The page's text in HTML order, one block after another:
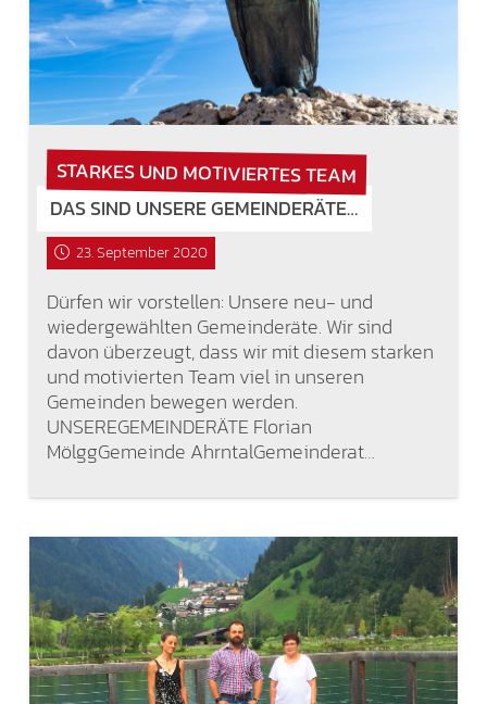
STARKES UND MOTIVIERTES TEAM
DAS SIND UNSERE GEMEINDERÄTE…
23. September 2020
Dürfen wir vorstellen: Unsere neu- und
wiedergewählten Gemeinderäte. Wir sind
davon überzeugt, dass wir mit diesem starken
und motivierten Team viel in unseren
Gemeinden bewegen werden.
UNSEREGEMEINDERÄTE Florian
MölggGemeinde AhrntalGemeinderat…